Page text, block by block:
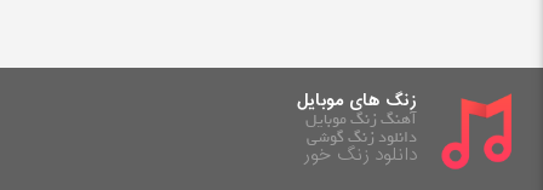
زنگ های موبایل
آهنگ زنگ موبایل
دانلود زنگ گوشی
دانلود زنگ خور